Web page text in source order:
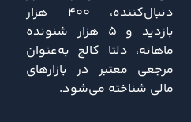
دنبال‌کننده، ۴۰۰ هزار
بازدید و ۵ هزار شنونده
ماهانه، دلتا کالج به‌عنوان
مرجعی معتبر در بازارهای
مالی شناخته می‌شود.